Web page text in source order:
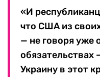
«И
что США из
— не говоря уже
обязательствах
Украину в этот